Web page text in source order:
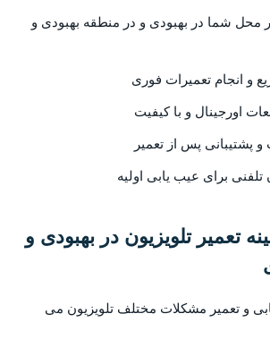
محل شما در بهبودی و در منطقه بهبودی و
و انجام تعمیرات فوری
اورجینال و با کیفیت
پشتیبانی پس از تعمیر
برای عیب یابی اولیه
تعمیر تلویزیون در بهبودی و
و تعمیر مشکلات مختلف تلویزیون می